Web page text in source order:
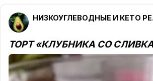
ТОРТ «КЛУБНИКА СО